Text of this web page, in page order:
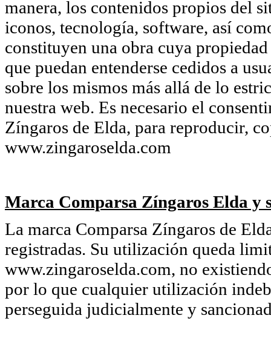
manera, los contenidos propios del
iconos, tecnología, software, así
constituyen una obra cuya
que puedan entenderse cedidos a
sobre los mismos más allá de lo
nuestra web. Es necesario el
Zíngaros de Elda, para reproducir,
www.zingaroselda.com
Marca Comparsa Zíngaros Elda y
La marca Comparsa Zíngaros de
registradas. Su utilización queda
www.zingaroselda.com, no
por lo que cualquier utilización
perseguida judicialmente y